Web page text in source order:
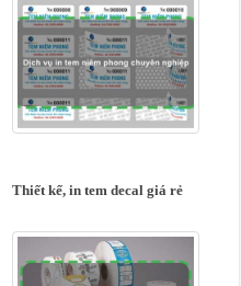
Thiết kế, in tem decal giá rẻ